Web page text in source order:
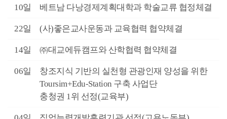
10일 베트남 다낭경제계획대학과 학술교류 협정체결
22일 (사)좋은교사운동과 교육협력 협약체결
14일 ㈜대교에듀캠프와 산학협력 협약체결
06일
창조지식 기반의 실천형 관광인재 양성을 위한
Toursim+Edu-Station 구축 사업단
충청권 1위 선정(교육부)